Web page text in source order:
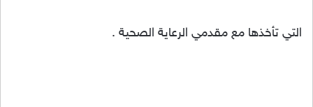
التي تأخذها مع مقدمي الرعاية الصحية .